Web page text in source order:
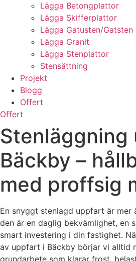
Lägga Betongplattor
Lägga Skifferplattor
Lägga Gatusten/Gatsten
Lägga Granit
Lägga Stenplattor
Stensättning
Projekt
Blogg
Offert
Offert
Stenläggning
Bäckby –
med proffsig
En snyggt stenlagd uppfart är
den är en daglig bekvämlighet, en
smart investering i din fastighet.
av uppfart i Bäckby börjar vi alltid
grundarbete som klarar frost,